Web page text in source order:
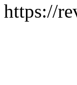
https://